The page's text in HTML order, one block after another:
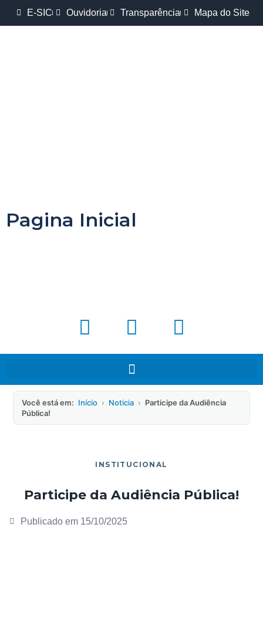
E-SIC Ouvidoria Transparência Mapa do Site
Pagina Inicial
Você está em: Início › Noticia › Participe da Audiência
Pública!
INSTITUCIONAL
Participe da Audiência Pública!
Publicado em 15/10/2025